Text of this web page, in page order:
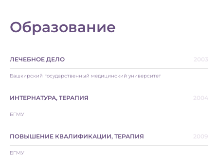
Образование
ЛЕЧЕБНОЕ ДЕЛО 2003
Башкирский государственный медицинский университет
ИНТЕРНАТУРА, ТЕРАПИЯ 2004
БГМУ
ПОВЫШЕНИЕ КВАЛИФИКАЦИИ, ТЕРАПИЯ 2009
БГМУ